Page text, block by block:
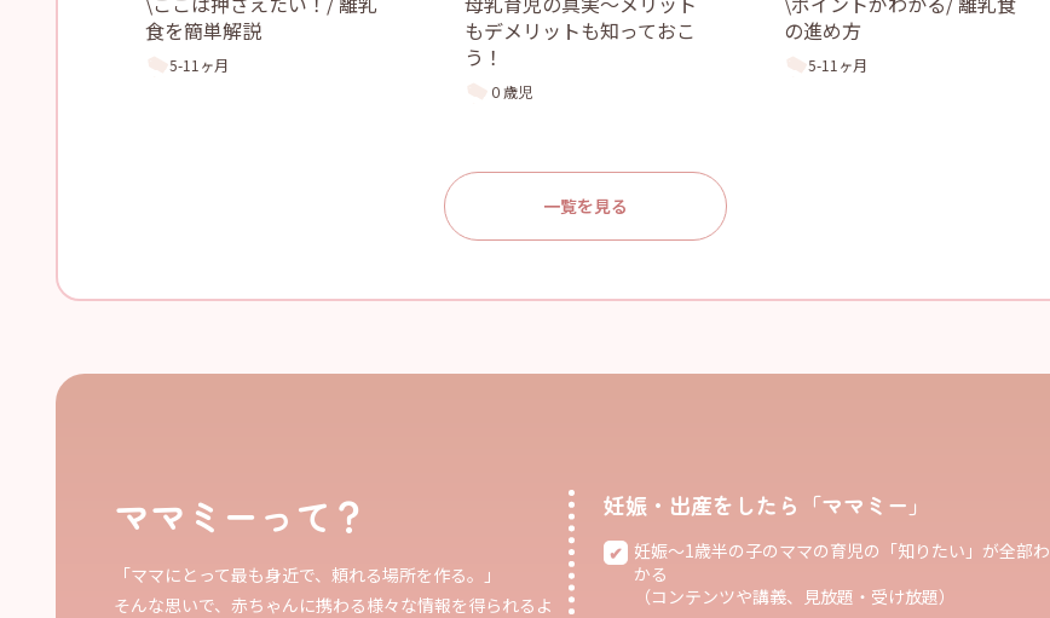
食を簡単解説
5-11ヶ月
もデメリットも知っておこ
う！
０歳児
の進め方
5-11ヶ月
一覧を見る
ママミーって？
「ママにとって最も身近で、頼れる場所を作る。」
そんな思いで、赤ちゃんに携わる様々な情報を得られるよ
妊娠・出産をしたら「ママミー」
妊娠〜1歳半の子のママの育児の「知りたい」が全部わ
かる
（コンテンツや講義、見放題・受け放題）